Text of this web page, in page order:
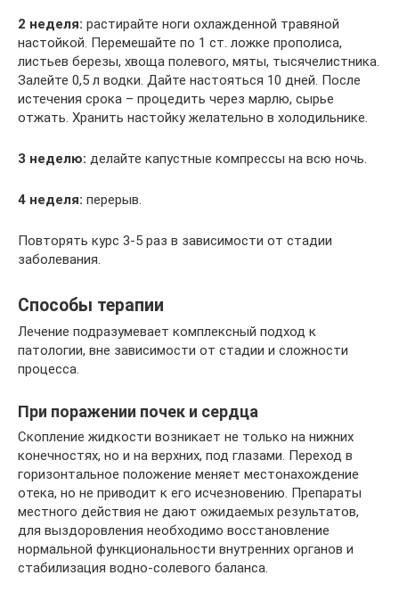
2 неделя: растирайте ноги охлажденной травяной
настойкой. Перемешайте по 1 ст. ложке прополиса,
листьев березы, хвоща полевого, мяты, тысячелистника.
Залейте 0,5 л водки. Дайте настояться 10 дней. После
истечения срока – процедить через марлю, сырье
отжать. Хранить настойку желательно в холодильнике.
3 неделю: делайте капустные компрессы на всю ночь.
4 неделя: перерыв.
Повторять курс 3-5 раз в зависимости от стадии
заболевания.
Способы терапии
Лечение подразумевает комплексный подход к
патологии, вне зависимости от стадии и сложности
процесса.
При поражении почек и сердца
Скопление жидкости возникает не только на нижних
конечностях, но и на верхних, под глазами. Переход в
горизонтальное положение меняет местонахождение
отека, но не приводит к его исчезновению. Препараты
местного действия не дают ожидаемых результатов,
для выздоровления необходимо восстановление
нормальной функциональности внутренних органов и
стабилизация водно-солевого баланса.